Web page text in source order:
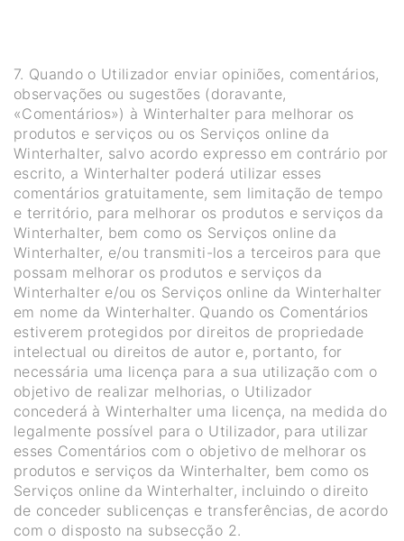
7. Quando o Utilizador enviar opiniões, comentários,
observações ou sugestões (doravante,
«Comentários») à Winterhalter para melhorar os
produtos e serviços ou os Serviços online da
Winterhalter, salvo acordo expresso em contrário por
escrito, a Winterhalter poderá utilizar esses
comentários gratuitamente, sem limitação de tempo
e território, para melhorar os produtos e serviços da
Winterhalter, bem como os Serviços online da
Winterhalter, e/ou transmiti-los a terceiros para que
possam melhorar os produtos e serviços da
Winterhalter e/ou os Serviços online da Winterhalter
em nome da Winterhalter. Quando os Comentários
estiverem protegidos por direitos de propriedade
intelectual ou direitos de autor e, portanto, for
necessária uma licença para a sua utilização com o
objetivo de realizar melhorias, o Utilizador
concederá à Winterhalter uma licença, na medida do
legalmente possível para o Utilizador, para utilizar
esses Comentários com o objetivo de melhorar os
produtos e serviços da Winterhalter, bem como os
Serviços online da Winterhalter, incluindo o direito
de conceder sublicenças e transferências, de acordo
com o disposto na subsecção 2.